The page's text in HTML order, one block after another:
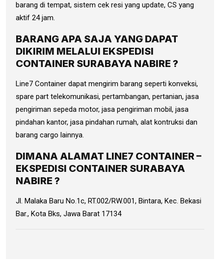
barang di tempat, sistem cek resi yang update, CS yang
aktif 24 jam.
BARANG APA SAJA YANG DAPAT
DIKIRIM MELALUI EKSPEDISI
CONTAINER SURABAYA NABIRE ?
Line7 Container dapat mengirim barang seperti konveksi,
spare part telekomunikasi, pertambangan, pertanian, jasa
pengiriman sepeda motor, jasa pengiriman mobil, jasa
pindahan kantor, jasa pindahan rumah, alat kontruksi dan
barang cargo lainnya.
DIMANA ALAMAT LINE7 CONTAINER –
EKSPEDISI CONTAINER SURABAYA
NABIRE ?
Jl. Malaka Baru No.1c, RT.002/RW.001, Bintara, Kec. Bekasi
Bar., Kota Bks, Jawa Barat 17134